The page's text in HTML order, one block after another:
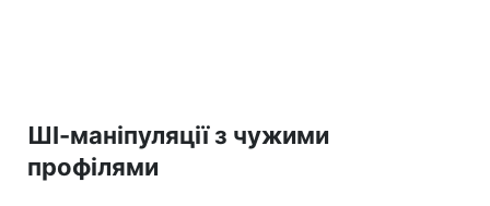
ШІ-маніпуляції з чужими
профілями